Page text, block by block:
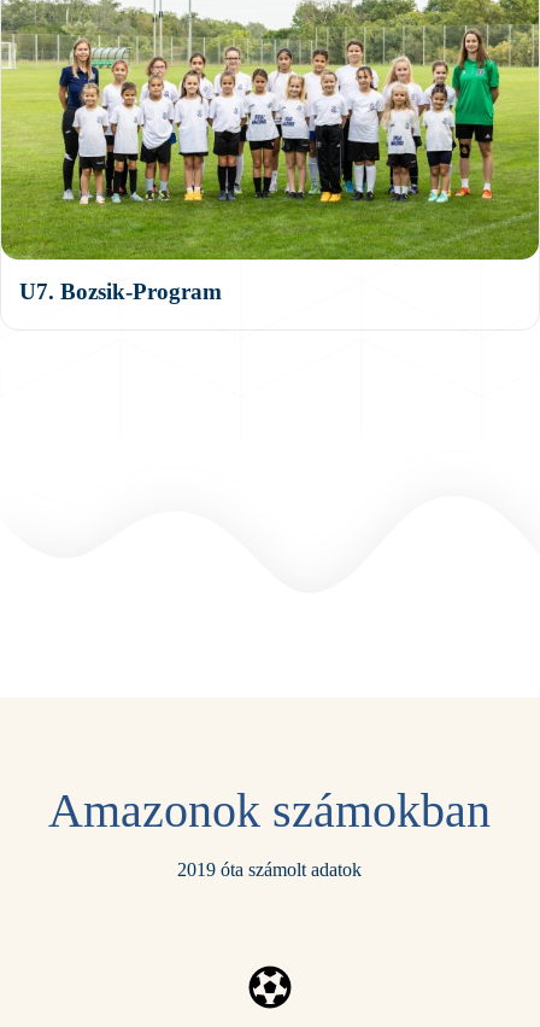
U7. Bozsik-Program
Amazonok számokban
2019 óta számolt adatok